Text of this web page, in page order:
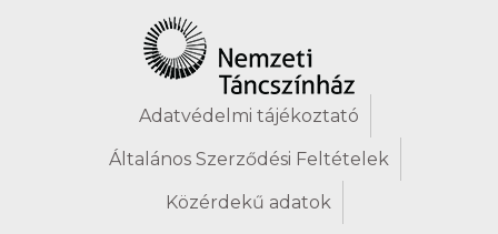
Adatvédelmi tájékoztató
Általános Szerződési Feltételek
Közérdekű adatok